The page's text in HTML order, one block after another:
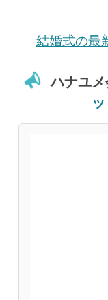
結婚式の最
ハナユメ